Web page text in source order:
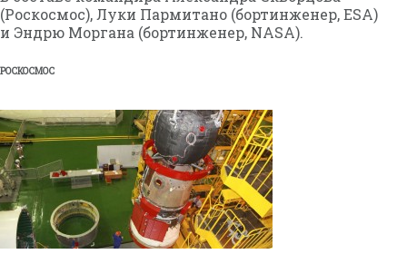
(Роскосмос), Луки Пармитано (бортинженер, ESA)
и Эндрю Моргана (бортинженер, NASA).
РОСКОСМОС